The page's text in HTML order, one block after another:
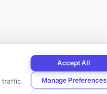
traffic.
Accept All
Manage Preferences